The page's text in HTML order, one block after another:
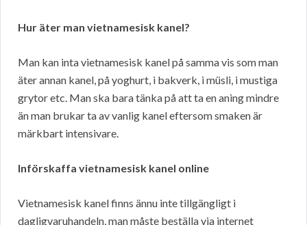
Hur äter man vietnamesisk kanel?
Man kan inta vietnamesisk kanel på samma vis som man
äter annan kanel, på yoghurt, i bakverk, i müsli, i mustiga
grytor etc. Man ska bara tänka på att ta en aning mindre
än man brukar ta av vanlig kanel eftersom smaken är
märkbart intensivare.
Införskaffa vietnamesisk kanel online
Vietnamesisk kanel finns ännu inte tillgängligt i
dagligvaruhandeln, man måste beställa via internet